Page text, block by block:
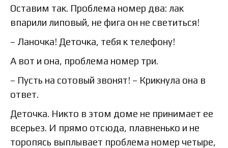
Оставим так. Проблема номер два: лак
впарили липовый, не фига он не светиться!
– Ланочка! Деточка, тебя к телефону!
А вот и она, проблема номер три.
– Пусть на сотовый звонят! – Крикнула она в
ответ.
Деточка. Никто в этом доме не принимает ее
всерьез. И прямо отсюда, плавненько и не
торопясь выплывает проблема номер четыре,